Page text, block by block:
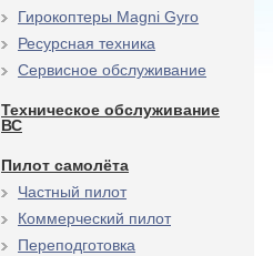
Гирокоптеры Magni Gyro
Ресурсная техника
Сервисное обслуживание
Техническое обслуживание
ВС
Пилот самолёта
Частный пилот
Коммерческий пилот
Переподготовка